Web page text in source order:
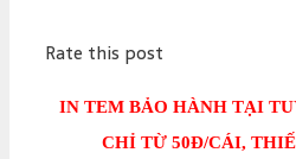
Rate this post
IN TEM BẢO HÀNH TẠI
CHỈ TỪ 50Đ/CÁI,